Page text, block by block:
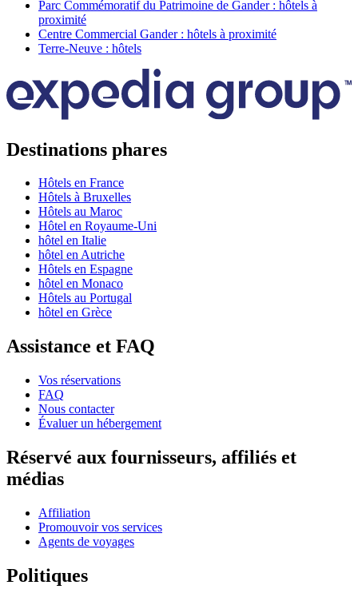
Parc Commémoratif du Patrimoine de Gander : hôtels à
proximité
Centre Commercial Gander : hôtels à proximité
Terre-Neuve : hôtels
Destinations phares
Hôtels en France
Hôtels à Bruxelles
Hôtels au Maroc
Hôtel en Royaume-Uni
hôtel en Italie
hôtel en Autriche
Hôtels en Espagne
hôtel en Monaco
Hôtels au Portugal
hôtel en Grèce
Assistance et FAQ
Vos réservations
FAQ
Nous contacter
Évaluer un hébergement
Réservé aux fournisseurs, affiliés et
médias
Affiliation
Promouvoir vos services
Agents de voyages
Politiques